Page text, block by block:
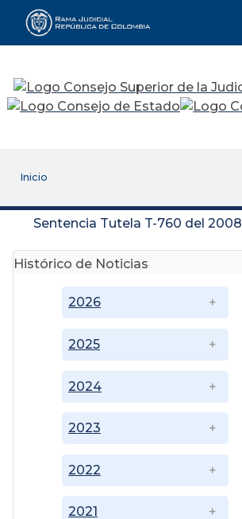
Rama Judicial
Inicio
Sentencia Tutela T-760 del 2008
Histórico de Noticias
2021
2022
2023
2024
2025
2026